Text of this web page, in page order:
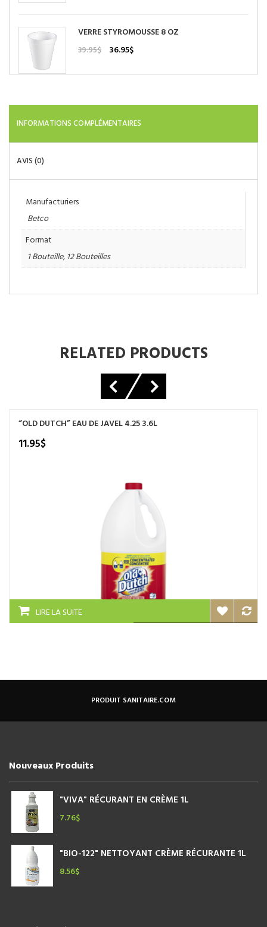
34.99$.30.95$.
VERRE STYROMOUSSE 8 OZ
39.95$
Le
initial
36.95$Le
actuel
INFORMATIONS COMPLÉMENTAIRES
AVIS (0)
Manufacturiers
Betco
Format
1 Bouteille, 12 Bouteilles
RELATED PRODUCTS
“OLD DUTCH” EAU DE JAVEL 4.25 3.6L
11.95$
LIRE LA SUITE
PRODUIT SANITAIRE.COM
Nouveaux Produits
"VIVA" RÉCURANT EN CRÈME 1L
7.76$
"BIO-122" NETTOYANT CRÈME RÉCURANTE 1L
8.56$